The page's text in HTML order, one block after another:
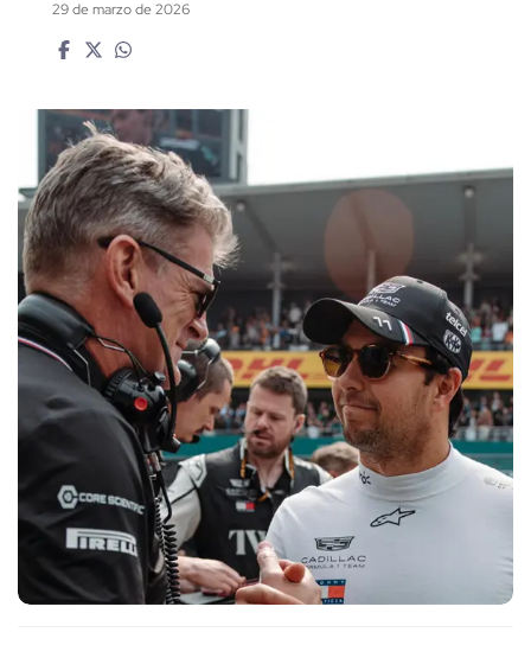
29 de marzo de 2026